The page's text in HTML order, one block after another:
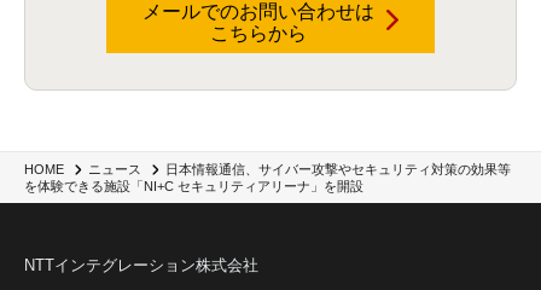
HOME ニュース
日本情報通信、サイバー攻撃やセキュリティ対策の効果等
を体験できる施設「NI+C セキュリティアリーナ」を開設
メールでのお問い合わせは
こちらから
NTTインテグレーション株式会社